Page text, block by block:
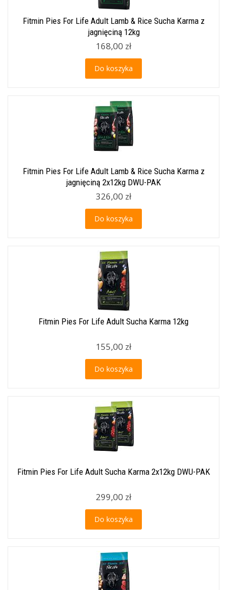
Fitmin Pies For Life Adult Lamb & Rice Sucha Karma z
jagnięciną 12kg
168,00 zł
Do koszyka
Fitmin Pies For Life Adult Lamb & Rice Sucha Karma z
jagnięciną 2x12kg DWU-PAK
326,00 zł
Do koszyka
Fitmin Pies For Life Adult Sucha Karma 12kg
155,00 zł
Do koszyka
Fitmin Pies For Life Adult Sucha Karma 2x12kg DWU-PAK
299,00 zł
Do koszyka